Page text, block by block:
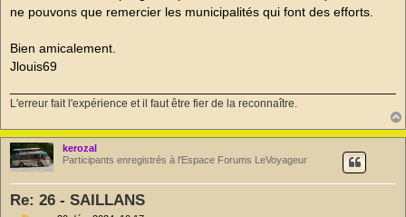
ne pouvons que remercier les municipalités qui font des efforts.
Bien amicalement.
Jlouis69
L'erreur fait l'expérience et il faut être fier de la reconnaître.
kerozal
Participants enregistrés à l'Espace Forums LeVoyageur
Re: 26 - SAILLANS